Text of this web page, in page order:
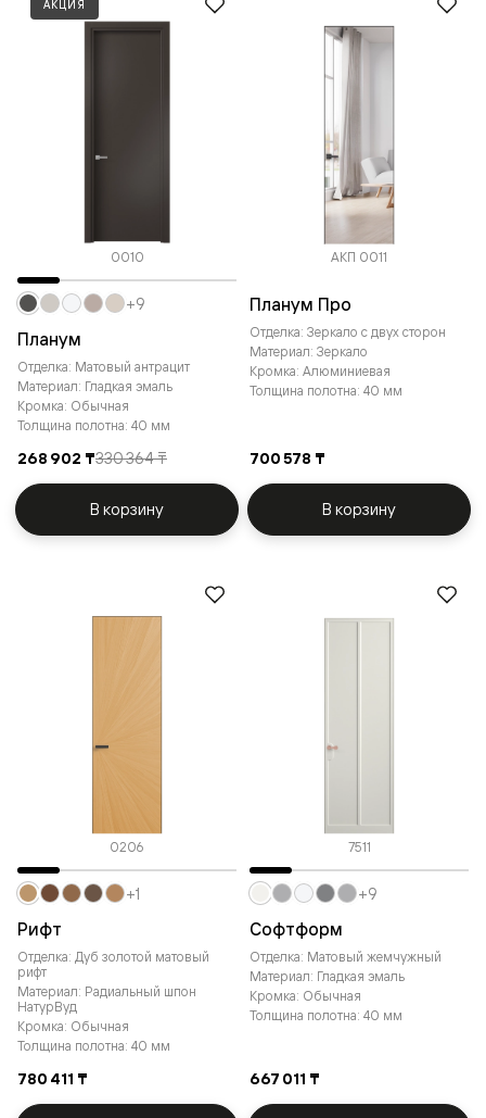
АКЦИЯ
0010
Планум
Отделка: Матовый антрацит
Материал: Гладкая эмаль
Кромка: Обычная
Толщина полотна: 40 мм
268 902 ₸330 364 ₸
+9
В корзину
АКП 0011
Планум Про
Отделка: Зеркало с двух сторон
Материал: Зеркало
Кромка: Алюминиевая
Толщина полотна: 40 мм
700 578 ₸
В корзину
0206
Рифт
Отделка: Дуб золотой матовый
рифт
Материал: Радиальный шпон
НатурВуд
Кромка: Обычная
Толщина полотна: 40 мм
780 411 ₸
+1
7511
Софтформ
Отделка: Матовый жемчужный
Материал: Гладкая эмаль
Кромка: Обычная
Толщина полотна: 40 мм
667 011 ₸
+9